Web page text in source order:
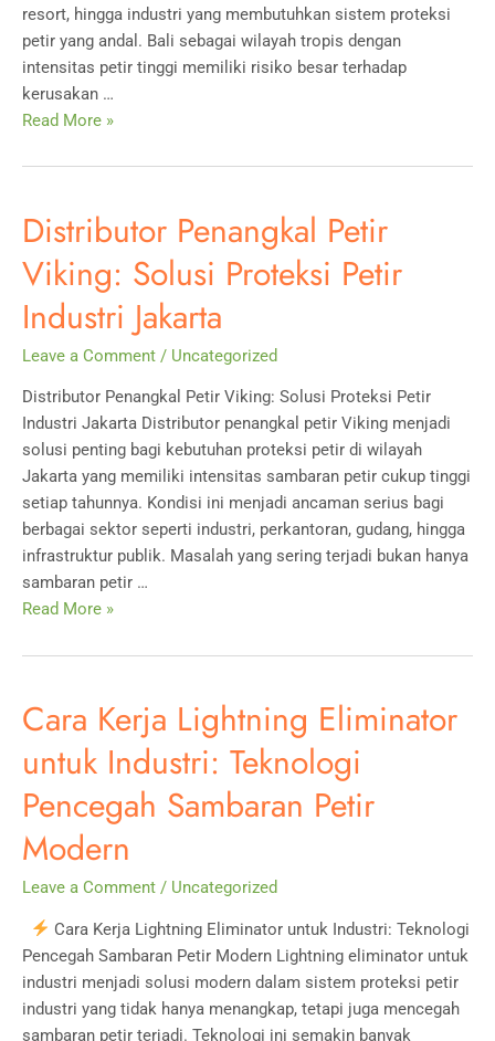
resort, hingga industri yang membutuhkan sistem proteksi
petir yang andal. Bali sebagai wilayah tropis dengan
intensitas petir tinggi memiliki risiko besar terhadap
kerusakan …
Distributor
Petir
ERICO
(Denpasar):
Solusi
Proteksi
Petir
Industri
Read More »
Distributor Penangkal Petir
Viking: Solusi Proteksi Petir
Industri Jakarta
Leave a Comment / Uncategorized
Distributor Penangkal Petir Viking: Solusi Proteksi Petir
Industri Jakarta Distributor penangkal petir Viking menjadi
solusi penting bagi kebutuhan proteksi petir di wilayah
Jakarta yang memiliki intensitas sambaran petir cukup tinggi
setiap tahunnya. Kondisi ini menjadi ancaman serius bagi
berbagai sektor seperti industri, perkantoran, gudang, hingga
infrastruktur publik. Masalah yang sering terjadi bukan hanya
sambaran petir …
Distributor
Petir
Solusi
Petir
Industri
Jakarta
Read More »
Cara Kerja Lightning Eliminator
untuk Industri: Teknologi
Pencegah Sambaran Petir
Modern
Leave a Comment / Uncategorized
Cara Kerja Lightning Eliminator untuk Industri: Teknologi
Pencegah Sambaran Petir Modern Lightning eliminator untuk
industri menjadi solusi modern dalam sistem proteksi petir
industri yang tidak hanya menangkap, tetapi juga mencegah
sambaran petir terjadi. Teknologi ini semakin banyak